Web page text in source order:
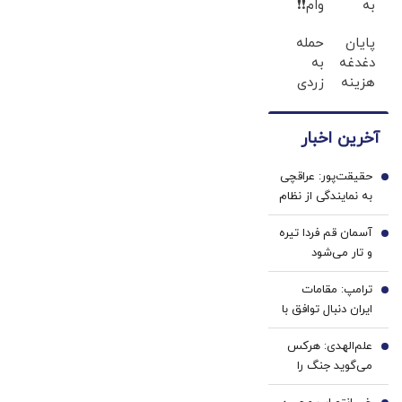
به
جدید،ثبت
نام کن
وام❗❗
احراز
هویت
پایان
دغدغه
هزینه
پزشکی
سفید
کننده
خانگی
حمله
به
زردی
ژل
کننده
دندان!
خرید40%تخفیف
آخرین اخبار
حقیقت‌پور: عراقچی
به نمایندگی از نظام
مذاکره می‌کند؛
تصمیم شخصی
پزشکیان نیست/
برخی مواضع رهبری
را گزینشی
می‌پذیرند
1
آسمان قم فردا تیره
و تار می‌شود
2
ترامپ: مقامات
ایران دنبال توافق با
واشنگتن هستند
3
علم‌الهدی: هرکس
می‌گوید جنگ را
تمام کنیم یا منافق
4